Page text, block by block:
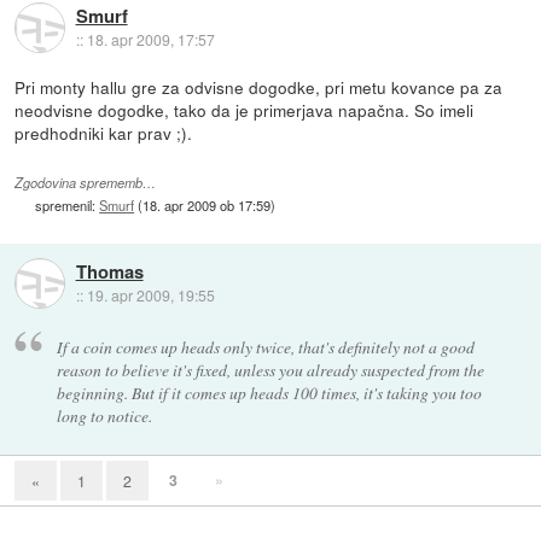
Smurf
:: 18. apr 2009, 17:57
Pri monty hallu gre za odvisne dogodke, pri metu kovance pa za
neodvisne dogodke, tako da je primerjava napačna. So imeli
predhodniki kar prav ;).
Zgodovina sprememb…
spremenil:Smurf(18. apr 2009 ob 17:59)
Thomas
:: 19. apr 2009, 19:55
If a coin comes up heads only twice, that's definitely not a good
reason to believe it's fixed, unless you already suspected from the
beginning. But if it comes up heads 100 times, it's taking you too
long to notice.
« 1 2 3 »